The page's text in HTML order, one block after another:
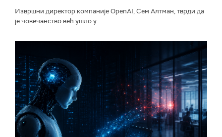
Извршни директор компаније OpenAI, Сем Алтман, тврди да
је човечанство већ ушло у...